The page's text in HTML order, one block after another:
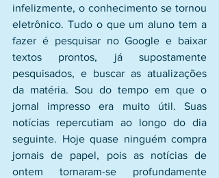
infelizmente, o conhecimento se tornou
eletrônico. Tudo o que um aluno tem a
fazer é pesquisar no Google e baixar
textos prontos, já supostamente
pesquisados, e buscar as atualizações
da matéria. Sou do tempo em que o
jornal impresso era muito útil. Suas
notícias repercutiam ao longo do dia
seguinte. Hoje quase ninguém compra
jornais de papel, pois as notícias de
ontem tornaram-se profundamente